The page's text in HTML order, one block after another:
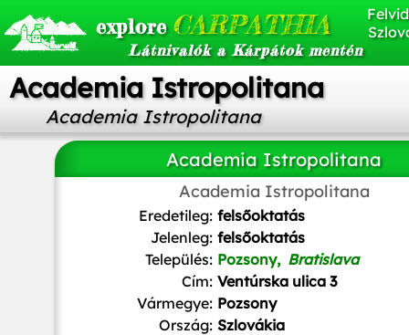
explore CARPATHIA
Látnivalók a Kárpátok mentén
Academia Istropolitana
Academia Istropolitana
Academia Istropolitana
Academia Istropolitana
JoJan/CC BY
Eredetileg: felsőoktatás
Jelenleg: felsőoktatás
Település: Pozsony, Bratislava
Cím: Ventúrska ulica 3
Vármegye: Pozsony
Ország: Szlovákia